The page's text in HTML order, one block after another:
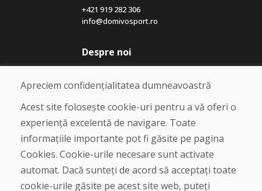
+421 919 282 306
info@domivosport.ro
Despre noi
Blog
Despre noi
Magazin
Contact
Cumpărare
Magazin online
Livrare și plată
Plângere
Apreciem confidențialitatea dumneavoastră
Acest site folosește cookie-uri pentru a vă oferi o
experiență excelentă de navigare. Toate
informațiile importante pot fi găsite pe pagina
Cookies. Cookie-urile necesare sunt activate
automat. Dacă sunteți de acord să acceptați toate
cookie-urile găsite pe acest site web, puteți